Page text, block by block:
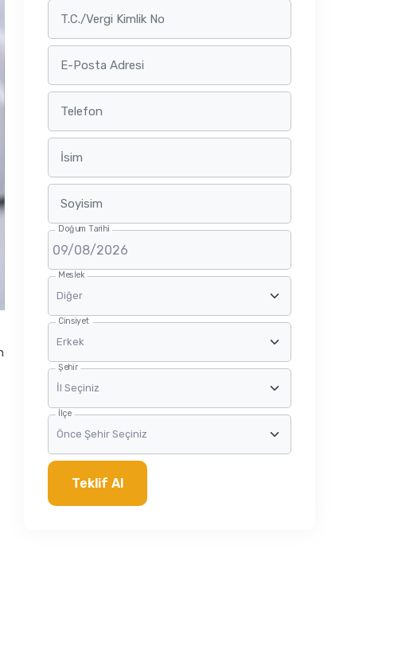
T.C./Vergi Kimlik No
E-Posta Adresi
Telefon
İsim
Soyisim
Doğum Tarihi
Meslek
Cinsiyet
Şehir
İlçe
Teklif Al